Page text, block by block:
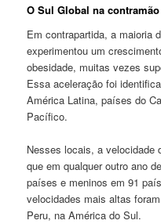
O Sul Global na contramão
Em contrapartida, a maioria
experimentou um
obesidade, muitas vezes
Essa aceleração foi
América Latina, países do
Pacífico.
Nesses locais, a velocidade
que em qualquer outro ano
países e meninos em 91
velocidades mais altas
Peru, na América do Sul.